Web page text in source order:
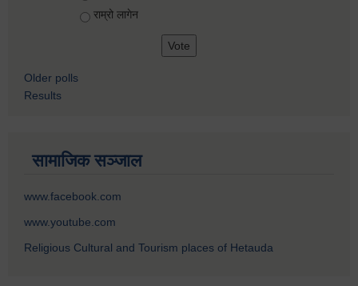
राम्रो लागेन
Older polls
Results
सामाजिक सञ्जाल
www.facebook.com
www.youtube.com
Religious Cultural and Tourism places of Hetauda